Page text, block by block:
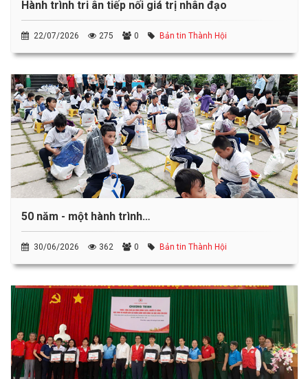
Hành trình tri ân tiếp nối giá trị nhân đạo
22/07/2026 275 0 Bản tin Thành Hội
50 năm - một hành trình…
30/06/2026 362 0 Bản tin Thành Hội